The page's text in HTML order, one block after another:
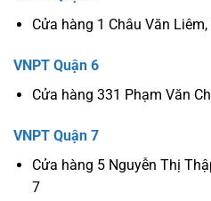
Cửa hàng 1 Châu Văn
VNPT Quận 6
Cửa hàng 331 Phạm Văn
VNPT Quận 7
Cửa hàng 5 Nguyễn Thị
7